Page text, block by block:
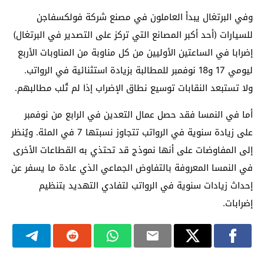
وفي البرتغال يبدأ العاملون في مصنع شركة فولكسفاجن
للسيارات (أحد أكبر المصانع التي تركز على التصدير في البرتغال)
إضرابا في الساعتين الأوليين من كل مناوبة من المناوبات الأربع
ليومي 17 و18 نوفمبر للمطالبة بزيادة استثنائية في الرواتب.
ولا تستبعد النقابات توسيع نطاق الإضراب إذا لم تُلب مطالبهم.
أما في النمسا فقد حصل عمال التعدين في الرابع من نوفمبر
على زيادة سنوية في الرواتب تتجاوز نسبتها 7 في المئة. ويُنظر
إلى المفاوضات على أنها نموذج قد تحتذي به القطاعات الأخرى
في النمسا المعروفة بالتفاوض الجماعي الذي عادة ما يسفر عن
إحداث زيادات سنوية في الرواتب لتفادي التهديد بتنظيم
إضرابات.